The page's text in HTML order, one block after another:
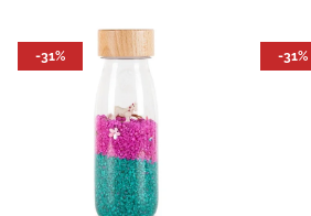
-31% -31%